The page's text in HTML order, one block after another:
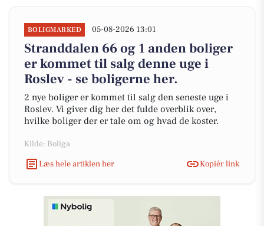
BOLIGMARKED 05-08-2026 13:01
Stranddalen 66 og 1 anden boliger
er kommet til salg denne uge i
Roslev - se boligerne her.
2 nye boliger er kommet til salg den seneste uge i
Roslev. Vi giver dig her det fulde overblik over,
hvilke boliger der er tale om og hvad de koster.
Kilde: Boliga
Læs hele artiklen her
Kopiér link